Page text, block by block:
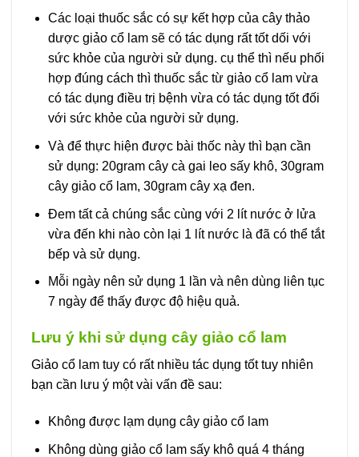
Các loại thuốc sắc có sự kết hợp của cây thảo
dược giảo cổ lam sẽ có tác dụng rất tốt dối với
sức khỏe của người sử dụng. cụ thể thì nếu phối
hợp đúng cách thì thuốc sắc từ giảo cổ lam vừa
có tác dụng điều trị bệnh vừa có tác dụng tốt đối
với sức khỏe của người sử dụng.
Và để thực hiện được bài thốc này thì bạn cần
sử dụng: 20gram cây cà gai leo sấy khô, 30gram
cây giảo cổ lam, 30gram cây xạ đen.
Đem tất cả chúng sắc cùng với 2 lít nước ở lửa
vừa đến khi nào còn lại 1 lít nước là đã có thể tắt
bếp và sử dụng.
Mỗi ngày nên sử dụng 1 lần và nên dùng liên tục
7 ngày để thấy được độ hiệu quả.
Lưu ý khi sử dụng cây giảo cổ lam
Giảo cổ lam tuy có rất nhiều tác dụng tốt tuy nhiên
bạn cần lưu ý một vài vấn đề sau:
Không được lạm dụng cây giảo cổ lam
Không dùng giảo cổ lam sấy khô quá 4 tháng